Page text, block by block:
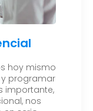
hoy mismo
programar
importante,
nos